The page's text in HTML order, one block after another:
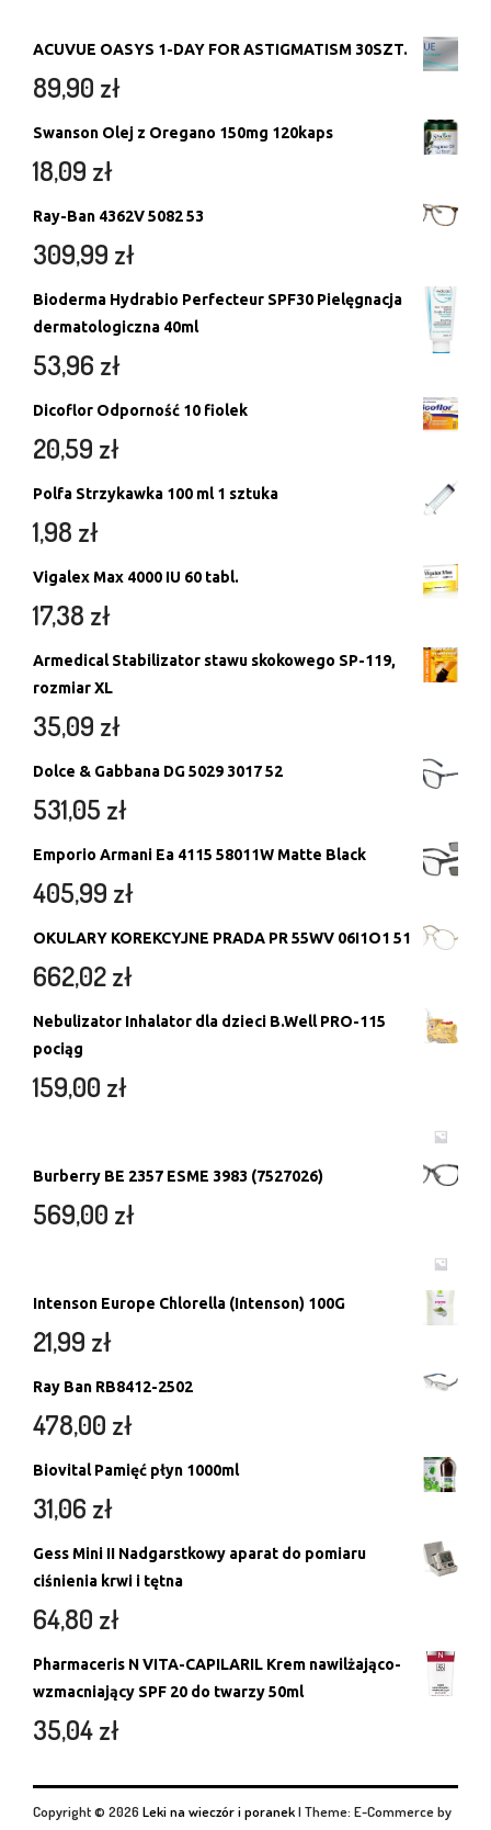
ACUVUE OASYS 1-DAY FOR ASTIGMATISM 30SZT.
89,90 zł
Swanson Olej z Oregano 150mg 120kaps
18,09 zł
Ray-Ban 4362V 5082 53
309,99 zł
Bioderma Hydrabio Perfecteur SPF30 Pielęgnacja
dermatologiczna 40ml
53,96 zł
Dicoflor Odporność 10 fiolek
20,59 zł
Polfa Strzykawka 100 ml 1 sztuka
1,98 zł
Vigalex Max 4000 IU 60 tabl.
17,38 zł
Armedical Stabilizator stawu skokowego SP-119,
rozmiar XL
35,09 zł
Dolce & Gabbana DG 5029 3017 52
531,05 zł
Emporio Armani Ea 4115 58011W Matte Black
405,99 zł
OKULARY KOREKCYJNE PRADA PR 55WV 06I1O1 51
662,02zł
Nebulizator Inhalator dla dzieci B.Well PRO-115
pociąg
159,00 zł
Burberry BE 2357 ESME 3983 (7527026)
569,00 zł
Intenson Europe Chlorella (Intenson) 100G
21,99 zł
Ray Ban RB8412-2502
478,00 zł
Biovital Pamięć płyn 1000ml
31,06 zł
Gess Mini II Nadgarstkowy aparat do pomiaru
ciśnienia krwi i tętna
64,80 zł
Pharmaceris N VITA-CAPILARIL Krem nawilżająco-
wzmacniający SPF 20 do twarzy 50ml
35,04zł
Copyright © 2026 Leki na wieczór i poranek| Theme: E-Commerce by